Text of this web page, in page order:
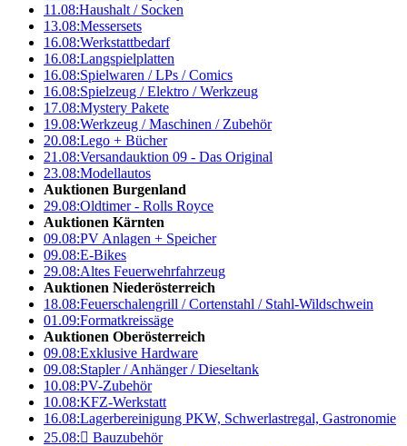
11.08:Haushalt / Socken
13.08:Messersets
16.08:Werkstattbedarf
16.08:Langspielplatten
16.08:Spielwaren / LPs / Comics
16.08:Spielzeug / Elektro / Werkzeug
17.08:Mystery Pakete
19.08:Werkzeug / Maschinen / Zubehör
20.08:Lego + Bücher
21.08:Versandauktion 09 - Das Original
23.08:Modellautos
Auktionen Burgenland
29.08:Oldtimer - Rolls Royce
Auktionen Kärnten
09.08:PV Anlagen + Speicher
09.08:E-Bikes
29.08:Altes Feuerwehrfahrzeug
Auktionen Niederösterreich
18.08:Feuerschalengrill / Cortenstahl / Stahl-Wildschwein
01.09:Formatkreissäge
Auktionen Oberösterreich
09.08:Exklusive Hardware
09.08:Stapler / Anhänger / Dieseltank
10.08:PV-Zubehör
10.08:KFZ-Werkstatt
16.08:Lagerbereinigung PKW, Schwerlastregal, Gastronomie
25.08: Bauzubehör